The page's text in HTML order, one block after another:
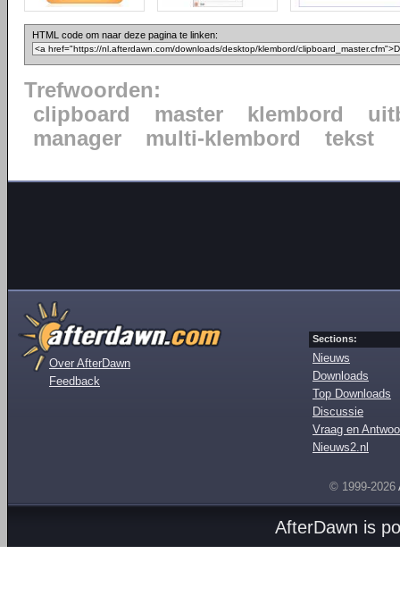
HTML code om naar deze pagina te linken:
Trefwoorden:
clipboard
master klembord
manager
multi-klembord tekst
Over AfterDawn
Feedback
Sections:
Nieuws
Downloads
Top Downloads
Discussie
Vraag en
Nieuws2.nl
© 1999-2026
AfterDawn is